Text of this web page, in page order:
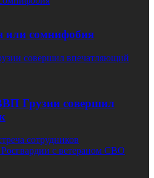
или сомнифобия
совершил впечатляющий
Грузии совершил
сотрудников
с ветераном СВО